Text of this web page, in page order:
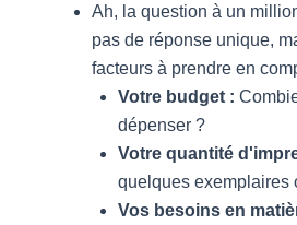
Ah, la question à un
pas de réponse unique,
facteurs à prendre en
Votre budget :
dépenser ?
Votre quantité
quelques exemplaires
Vos besoins en